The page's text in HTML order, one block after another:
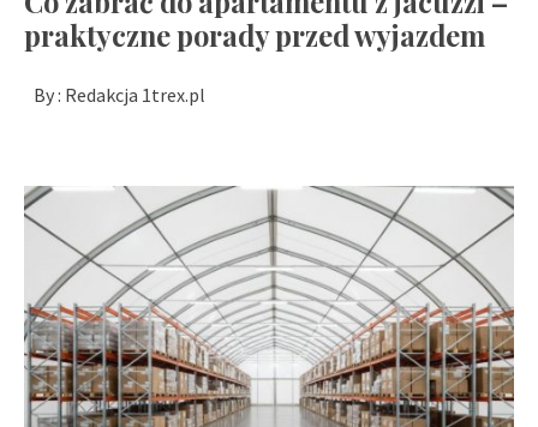
praktyczne porady przed wyjazdem
By : Redakcja 1trex.pl